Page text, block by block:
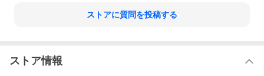
・紙おむつや肌が汚れているとカブレの原因になるので、こまめ
・誤って紙おむつの一部を食べてしまった場合は、早急に最寄り
の医師におみせください。
ストアに質問を投稿する
ストア情報